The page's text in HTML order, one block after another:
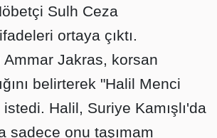
Sulh Ceza
ortaya çıktı.
Jakras, korsan
belirterek "Halil Menci
istedi. Halil, Suriye Kamışlı'da
sadece onu taşımam